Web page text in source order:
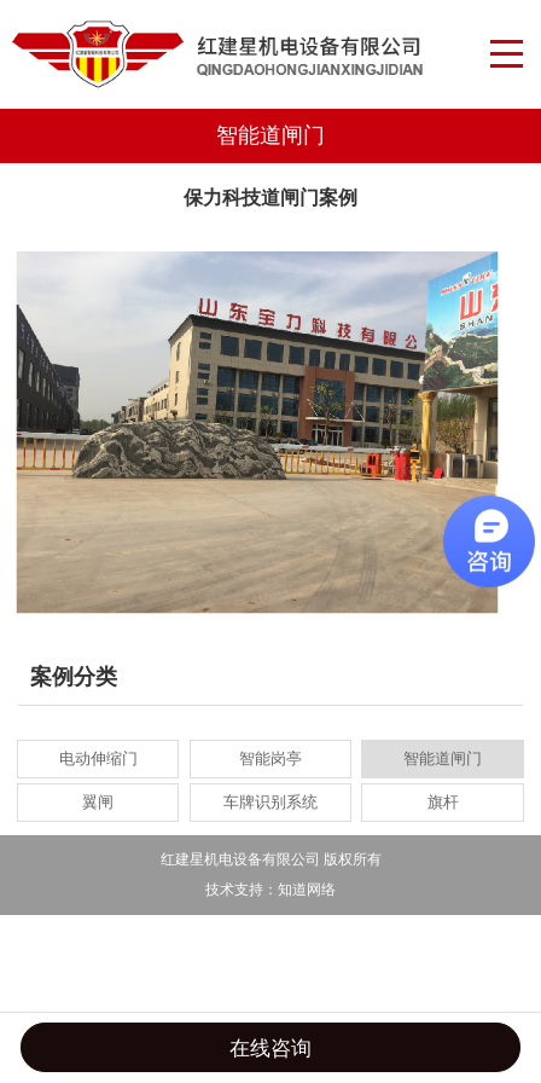
智能道闸门
保力科技道闸门案例
案例分类
电动伸缩门 智能岗亭 智能道闸门
翼闸 车牌识别系统 旗杆
红建星机电设备有限公司 版权所有
技术支持： 知道网络
在线咨询